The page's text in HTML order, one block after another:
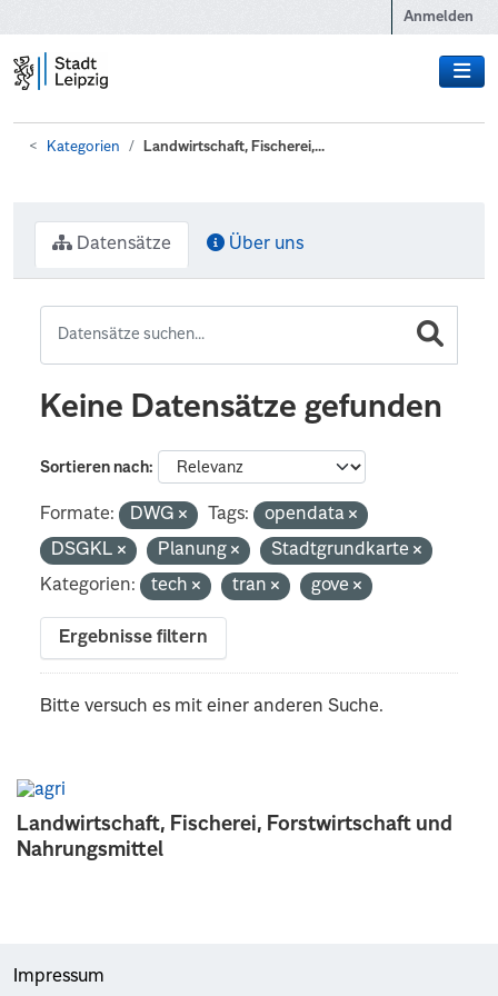
Anmelden
Kategorien Landwirtschaft, Fischerei,...
Landwirtschaft, Fischerei, Forstwirtschaft und
Nahrungsmittel
Datensätze Über uns
Keine Datensätze gefunden
Sortieren nach
Formate: DWG Tags:
opendata
DSGKL
Planung
Stadtgrundkarte
Kategorien:
tech tran gove
Ergebnisse filtern
Bitte versuch es mit einer anderen Suche.
Impressum